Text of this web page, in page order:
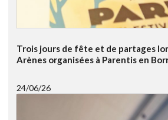
Trois jours de fête et de partages
Arènes organisées à Parentis en
24/06/26